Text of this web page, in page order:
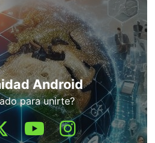
Android
para unirte?